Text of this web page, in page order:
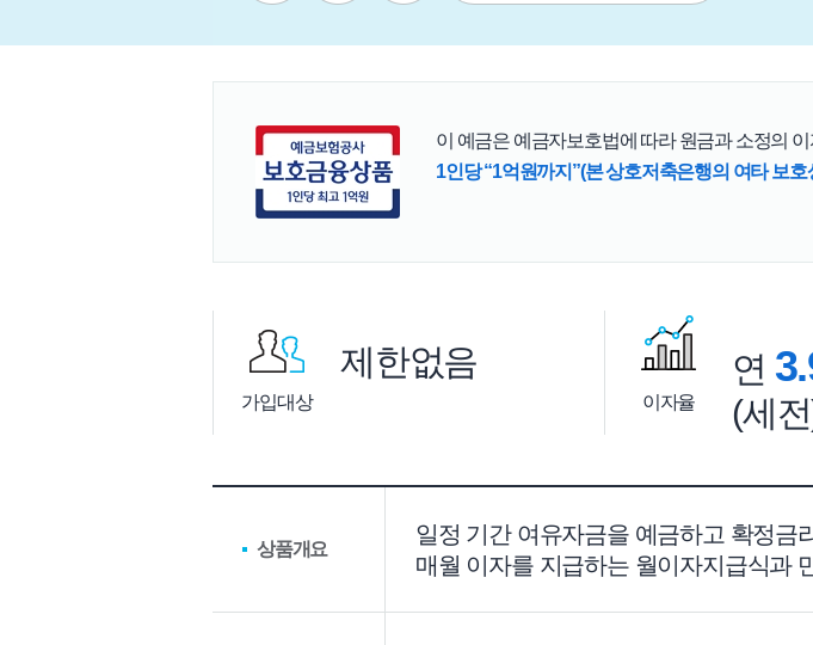
이 예금은 예금자보호법에 따라 원금과 소정의
1인당 “1억원까지”(본 상호저축은행의 여타 보호
가입대상
제한없음
이자율
연
(세
상품개요
일정 기간 여유자금을 예금하고 확정금
매월 이자를 지급하는 월이자지급식과